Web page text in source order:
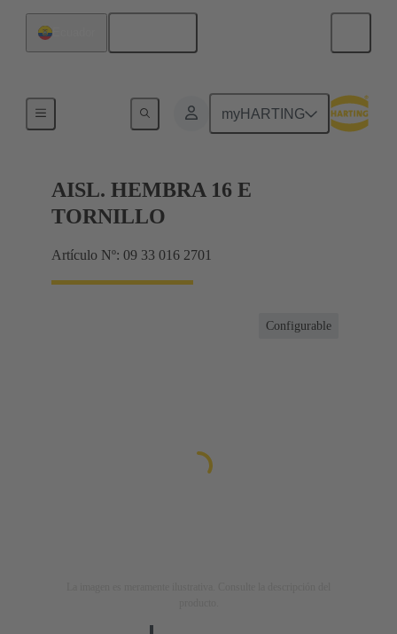
myHARTING
Corrientes hasta 16 A
AISL. HEMBRA 16 E
TORNILLO
Artículo Nº: 09 33 016 2701
Configurable